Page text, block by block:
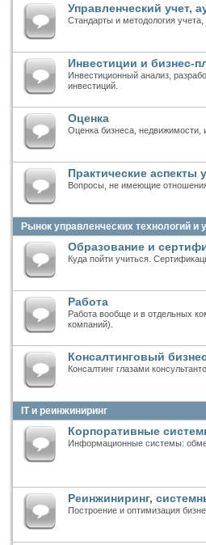
Управленческий учет,
Стандарты и методология учета,
Инвестиции и бизнес-
Инвестиционный анализ,
инвестиций.
Оценка
Оценка бизнеса, недвижимости,
Практические аспекты
Вопросы, не имеющие
Рынок управленческих технологий и
Образование и
Куда пойти учиться.
Работа
Работа вообще и в отдельных
компаний).
Консалтинговый
Консалтинг глазами
IT и реинжиниринг
Корпоративные
Информационные системы:
Реинжиниринг,
Построение и оптимизация